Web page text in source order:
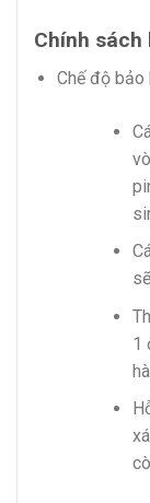
Chính sách
Chế độ bảo
1